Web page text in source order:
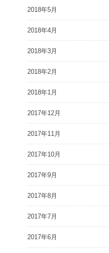
2018年5月
2018年4月
2018年3月
2018年2月
2018年1月
2017年12月
2017年11月
2017年10月
2017年9月
2017年8月
2017年7月
2017年6月